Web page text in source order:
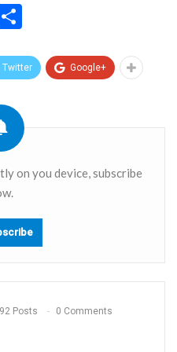
Twitter Google+
on you device, subscribe
Posts 0 Comments